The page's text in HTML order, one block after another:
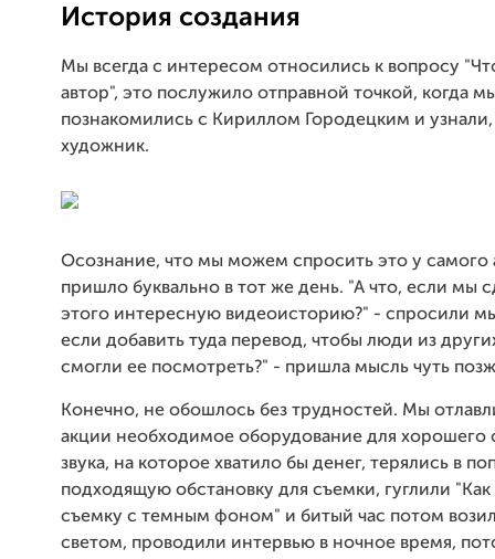
История создания
Мы всегда с интересом относились к вопросу
автор", это послужило отправной точкой, когда
познакомились с Кириллом Городецким и
художник.
Осознание, что мы можем спросить это у самого
пришло буквально в тот же день. "А что, если мы
этого интересную видеоисторию?" - спросили
если добавить туда перевод, чтобы люди из
смогли ее посмотреть?" - пришла мысль чуть
Конечно, не обошлось без трудностей. Мы
акции необходимое оборудование для хорошего
звука, на которое хватило бы денег, терялись в
подходящую обстановку для съемки, гуглили "Как
съемку с темным фоном" и битый час потом
светом, проводили интервью в ночное время,